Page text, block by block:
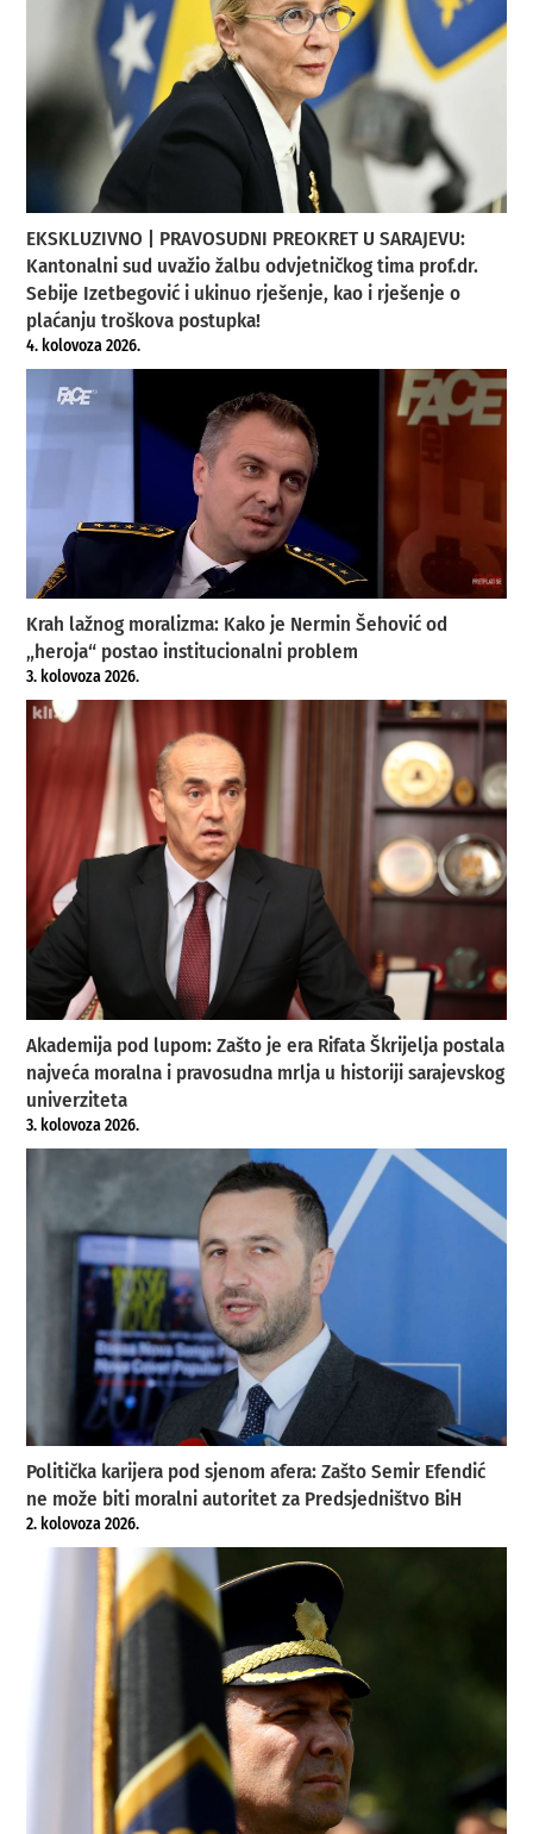
EKSKLUZIVNO | PRAVOSUDNI PREOKRET U SARAJEVU:
Kantonalni sud uvažio žalbu odvjetničkog tima prof.dr.
Sebije Izetbegović i ukinuo rješenje, kao i rješenje o
plaćanju troškova postupka!
4. kolovoza 2026.
Krah lažnog moralizma: Kako je Nermin Šehović od
„heroja“ postao institucionalni problem
3. kolovoza 2026.
Akademija pod lupom: Zašto je era Rifata Škrijelja postala
najveća moralna i pravosudna mrlja u historiji sarajevskog
univerziteta
3. kolovoza 2026.
Politička karijera pod sjenom afera: Zašto Semir Efendić
ne može biti moralni autoritet za Predsjedništvo BiH
2. kolovoza 2026.